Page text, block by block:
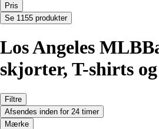
Pris
Se 1155 produkter
Los Angeles
skjorter, T-shirts
Filtre
Afsendes inden for 24 timer
Mærke